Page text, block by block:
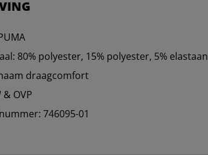
80% polyester, 15% polyester, 5% elastaan
draagcomfort
& OVP
746095-01